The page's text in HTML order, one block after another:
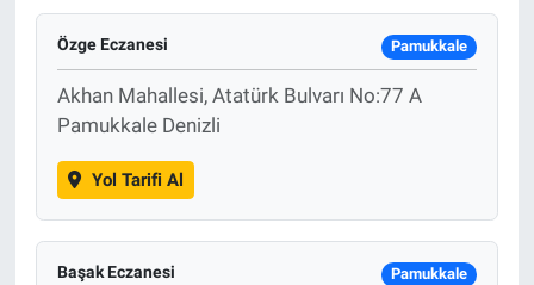
Özge Eczanesi Pamukkale
Akhan Mahallesi, Atatürk Bulvarı No:77 A
Pamukkale Denizli
Yol Tarifi Al
Başak Eczanesi Pamukkale
Çevre
Yerel
Magazin